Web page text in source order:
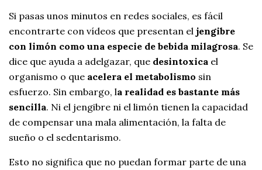
Si pasas unos minutos en redes sociales, es fácil
encontrarte con vídeos que presentan el jengibre
con limón como una especie de bebida milagrosa. Se
dice que ayuda a adelgazar, que desintoxica el
organismo o que acelera el metabolismo sin
esfuerzo. Sin embargo, la realidad es bastante más
sencilla. Ni el jengibre ni el limón tienen la capacidad
de compensar una mala alimentación, la falta de
sueño o el sedentarismo.
Esto no significa que no puedan formar parte de una